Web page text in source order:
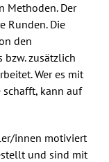
Methoden. Der
Runden. Die
den
bzw. zusätzlich
Wer es mit
kann auf
innen motiviert
und sind mit